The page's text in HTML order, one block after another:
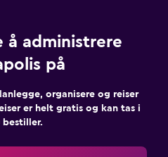
å administrere
på
organisere og reiser
er helt gratis og kan tas i
bestiller.